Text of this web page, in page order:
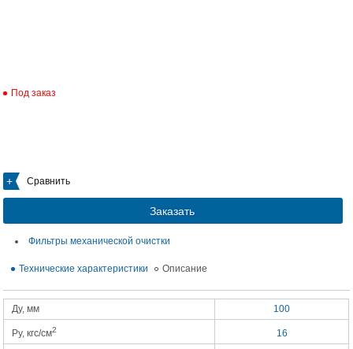
Под заказ
Сравнить
Заказать
Фильтры механической очистки
Технические характеристики Описание
Ду, мм 100
Ру, кгс/см2
16